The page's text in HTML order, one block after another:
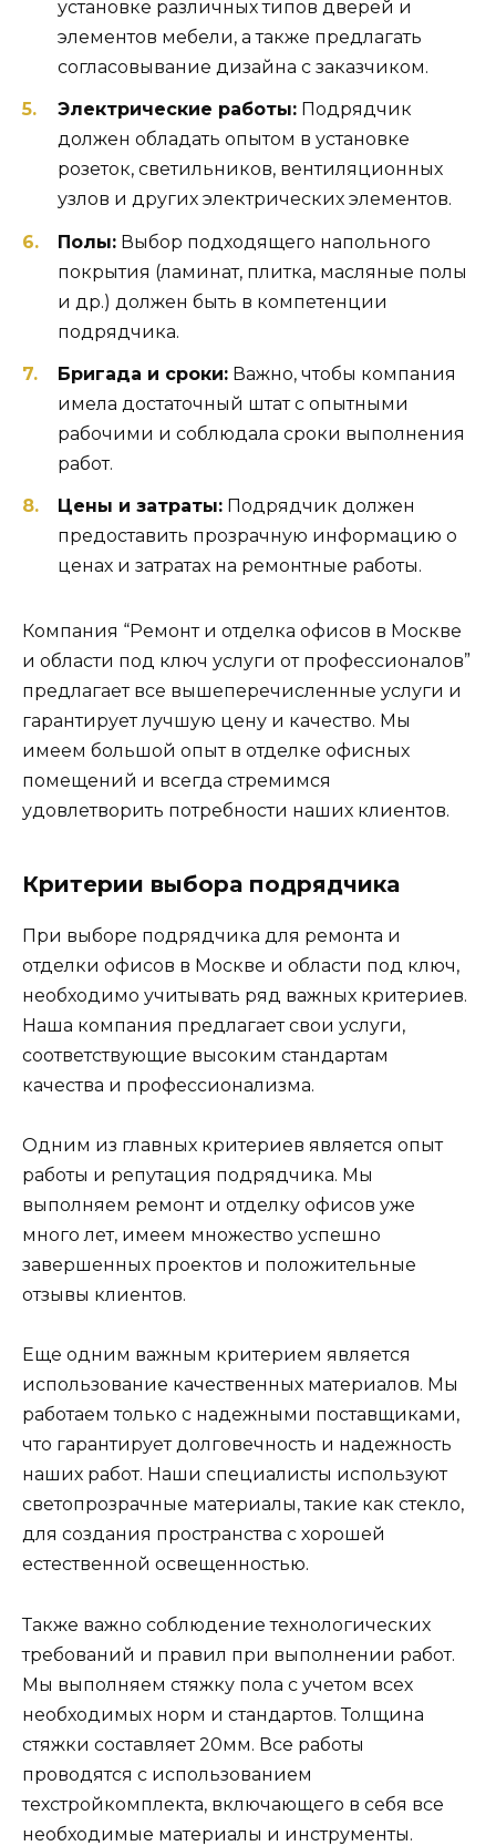
установке различных типов дверей и
элементов мебели, а также предлагать
согласовывание дизайна с заказчиком.
Электрические работы: Подрядчик
должен обладать опытом в установке
розеток, светильников, вентиляционных
узлов и других электрических элементов.
Полы: Выбор подходящего напольного
покрытия (ламинат, плитка, масляные полы
и др.) должен быть в компетенции
подрядчика.
Бригада и сроки: Важно, чтобы компания
имела достаточный штат с опытными
рабочими и соблюдала сроки выполнения
работ.
Цены и затраты: Подрядчик должен
предоставить прозрачную информацию о
ценах и затратах на ремонтные работы.
Компания “Ремонт и отделка офисов в Москве
и области под ключ услуги от профессионалов”
предлагает все вышеперечисленные услуги и
гарантирует лучшую цену и качество. Мы
имеем большой опыт в отделке офисных
помещений и всегда стремимся
удовлетворить потребности наших клиентов.
Критерии выбора подрядчика
При выборе подрядчика для ремонта и
отделки офисов в Москве и области под ключ,
необходимо учитывать ряд важных критериев.
Наша компания предлагает свои услуги,
соответствующие высоким стандартам
качества и профессионализма.
Одним из главных критериев является опыт
работы и репутация подрядчика. Мы
выполняем ремонт и отделку офисов уже
много лет, имеем множество успешно
завершенных проектов и положительные
отзывы клиентов.
Еще одним важным критерием является
использование качественных материалов. Мы
работаем только с надежными поставщиками,
что гарантирует долговечность и надежность
наших работ. Наши специалисты используют
светопрозрачные материалы, такие как стекло,
для создания пространства с хорошей
естественной освещенностью.
Также важно соблюдение технологических
требований и правил при выполнении работ.
Мы выполняем стяжку пола с учетом всех
необходимых норм и стандартов. Толщина
стяжки составляет 20мм. Все работы
проводятся с использованием
техстройкомплекта, включающего в себя все
необходимые материалы и инструменты.